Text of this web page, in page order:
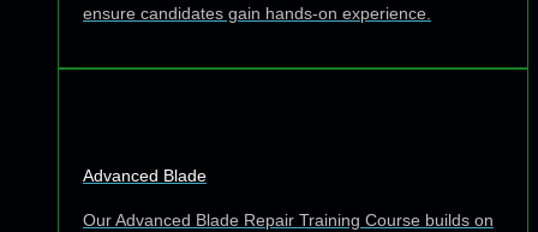
ensure candidates gain hands-on experience.
Advanced Blade
Our Advanced Blade Repair Training Course builds on